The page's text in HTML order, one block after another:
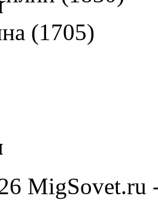
(1705)
MigSovet.ru